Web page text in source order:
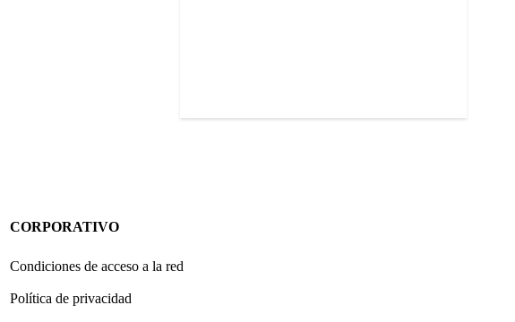
CORPORATIVO
Condiciones de acceso a la red
Política de privacidad